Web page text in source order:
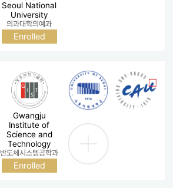
Seoul National
University
의과대학의예과
Enrolled
Gwangju
Institute of
Science and
Technology
반도체시스템공학과
Enrolled